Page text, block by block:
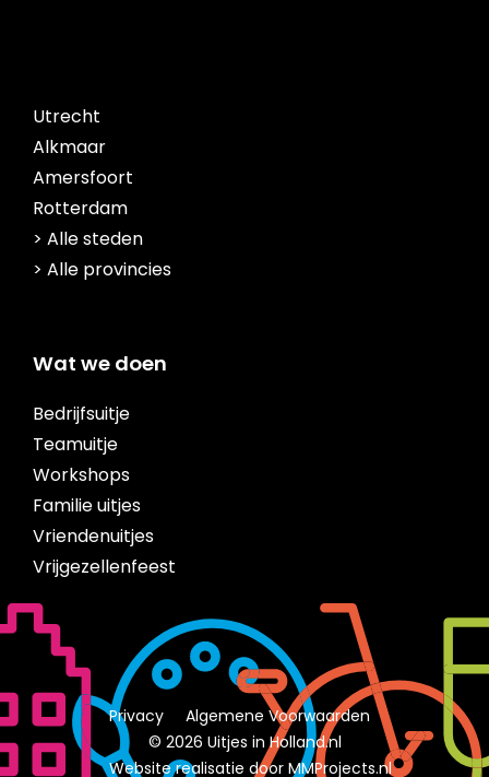
Utrecht
Alkmaar
Amersfoort
Rotterdam
> Alle steden
> Alle provincies
Wat we doen
Bedrijfsuitje
Teamuitje
Workshops
Familie uitjes
Vriendenuitjes
Vrijgezellenfeest
Privacy
Algemene Voorwaarden
© 2026 Uitjes in Holland.nl
Website realisatie door MMProjects.nl